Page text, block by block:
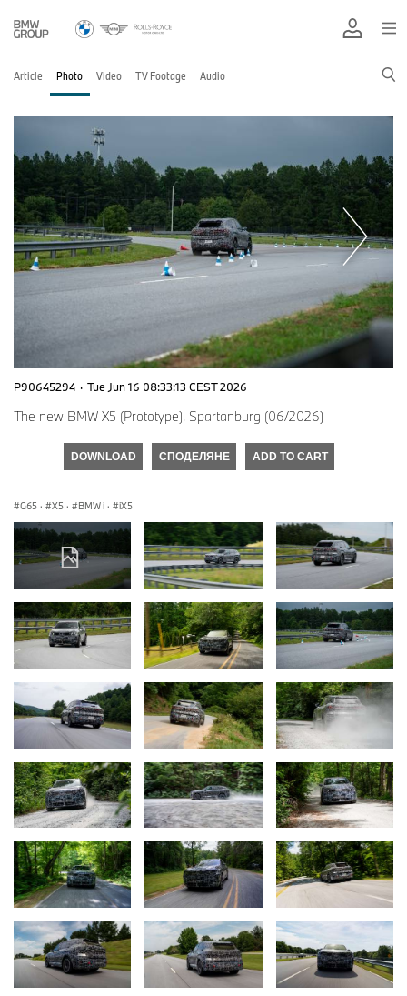
Article Photo Video TV Footage Audio
P90645294 · Tue Jun 16 08:33:13 CEST 2026
The new BMW X5 (Prototype), Spartanburg (06/2026)
DOWNLOAD СПОДЕЛЯНЕ ADD TO CART
G65 · X5 · BMW i · iX5